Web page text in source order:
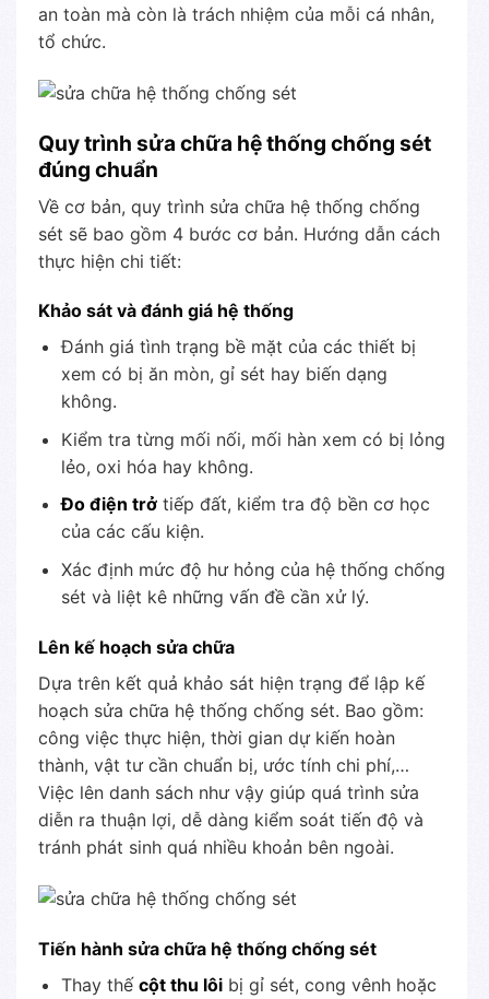
an toàn mà còn là trách nhiệm của mỗi cá nhân,
tổ chức.
Quy trình sửa chữa hệ thống chống sét
đúng chuẩn
Về cơ bản, quy trình sửa chữa hệ thống chống
sét sẽ bao gồm 4 bước cơ bản. Hướng dẫn cách
thực hiện chi tiết:
Khảo sát và đánh giá hệ thống
Đánh giá tình trạng bề mặt của các thiết bị
xem có bị ăn mòn, gỉ sét hay biến dạng
không.
Kiểm tra từng mối nối, mối hàn xem có bị lỏng
lẻo, oxi hóa hay không.
Đo điện trởtiếp đất, kiểm tra độ bền cơ học
của các cấu kiện.
Xác định mức độ hư hỏng của hệ thống chống
sét và liệt kê những vấn đề cần xử lý.
Lên kế hoạch sửa chữa
Dựa trên kết quả khảo sát hiện trạng để lập kế
hoạch sửa chữa hệ thống chống sét. Bao gồm:
công việc thực hiện, thời gian dự kiến hoàn
thành, vật tư cần chuẩn bị, ước tính chi phí,…
Việc lên danh sách như vậy giúp quá trình sửa
diễn ra thuận lợi, dễ dàng kiểm soát tiến độ và
tránh phát sinh quá nhiều khoản bên ngoài.
Tiến hành sửa chữa hệ thống chống sét
Thay thế cột thu lôibị gỉ sét, cong vênh hoặc